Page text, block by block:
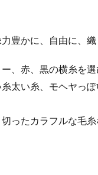
豊かに、自由に、織
、赤、黒の横糸を選
太い糸、モヘヤっ
ったカラフルな毛